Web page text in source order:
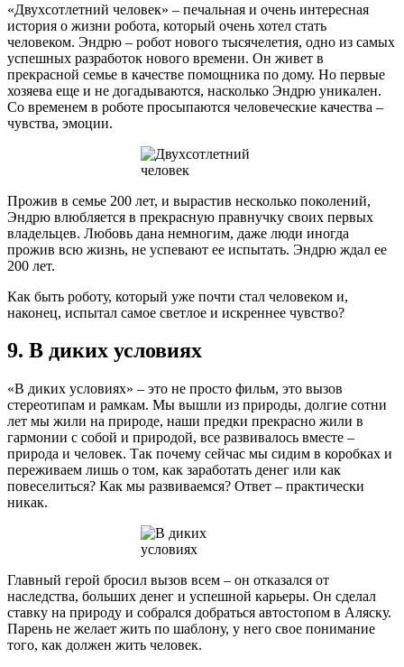
«Двухсотлетний человек» – печальная и очень интересная
история о жизни робота, который очень хотел стать
человеком. Эндрю – робот нового тысячелетия, одно из самых
успешных разработок нового времени. Он живет в
прекрасной семье в качестве помощника по дому. Но первые
хозяева еще и не догадываются, насколько Эндрю уникален.
Со временем в роботе просыпаются человеческие качества –
чувства, эмоции.
Прожив в семье 200 лет, и вырастив несколько поколений,
Эндрю влюбляется в прекрасную правнучку своих первых
владельцев. Любовь дана немногим, даже люди иногда
прожив всю жизнь, не успевают ее испытать. Эндрю ждал ее
200 лет.
Как быть роботу, который уже почти стал человеком и,
наконец, испытал самое светлое и искреннее чувство?
9. В диких условиях
«В диких условиях» – это не просто фильм, это вызов
стереотипам и рамкам. Мы вышли из природы, долгие сотни
лет мы жили на природе, наши предки прекрасно жили в
гармонии с собой и природой, все развивалось вместе –
природа и человек. Так почему сейчас мы сидим в коробках и
переживаем лишь о том, как заработать денег или как
повеселиться? Как мы развиваемся? Ответ – практически
никак.
Главный герой бросил вызов всем – он отказался от
наследства, больших денег и успешной карьеры. Он сделал
ставку на природу и собрался добраться автостопом в Аляску.
Парень не желает жить по шаблону, у него свое понимание
того, как должен жить человек.